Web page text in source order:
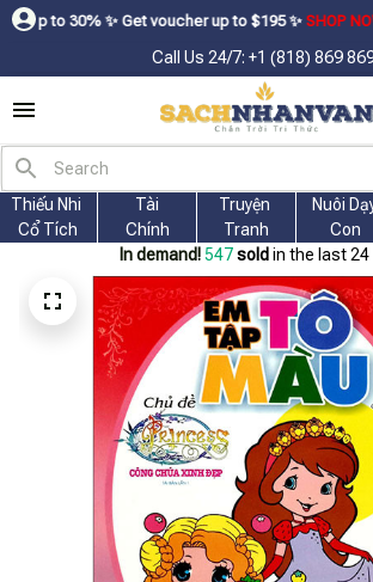
ㅤ Get voucher up to $195ㅤ ✨ㅤSHOP NOW ⬇
Call Us 24/7: +1 (818) 869
Thiếu Nhi
Cổ Tích
Tài
Chính
Truyện
Tranh
Nuôi
Con
In demand! 547 sold in the last 24